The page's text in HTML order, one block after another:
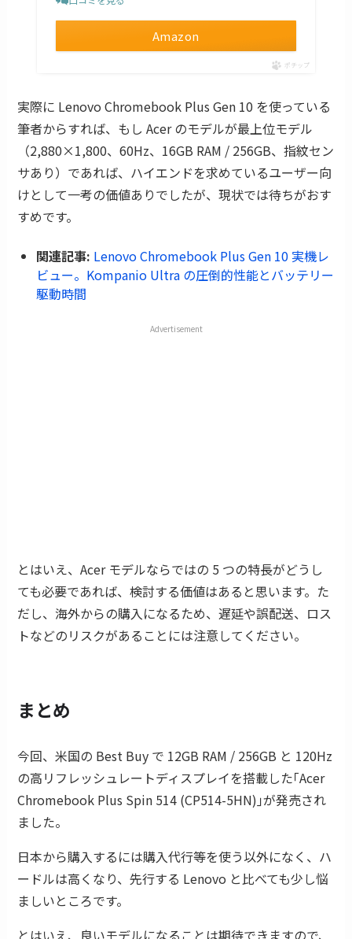
Amazon
ポチップ
実際に Lenovo Chromebook Plus Gen 10 を使っている
筆者からすれば、もし Acer のモデルが最上位モデル
（2,880×1,800、60Hz、16GB RAM / 256GB、指紋セン
サあり）であれば、ハイエンドを求めているユーザー向
けとして一考の価値ありでしたが、現状では待ちがおす
すめです。
関連記事: Lenovo Chromebook Plus Gen 10 実機レ
ビュー。Kompanio Ultra の圧倒的性能とバッテリー
駆動時間
Advertisement
とはいえ、Acer モデルならではの 5 つの特長がどうし
ても必要であれば、検討する価値はあると思います。た
だし、海外からの購入になるため、遅延や誤配送、ロス
トなどのリスクがあることには注意してください。
まとめ
今回、米国の Best Buy で 12GB RAM / 256GB と 120Hz
の高リフレッシュレートディスプレイを搭載した｢Acer
Chromebook Plus Spin 514 (CP514-5HN)｣が発売され
ました。
日本から購入するには購入代行等を使う以外になく、ハ
ードルは高くなり、先行する Lenovo と比べても少し悩
ましいところです。
とはいえ、良いモデルになることは期待できますので、